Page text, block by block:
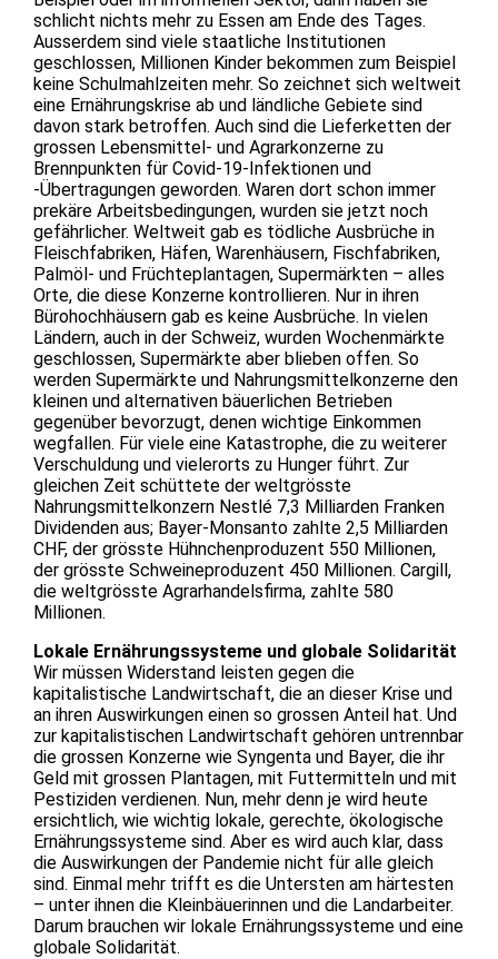
schlicht nichts mehr zu Essen am Ende des Tages.
Ausserdem sind viele staatliche Institutionen
geschlossen, Millionen Kinder bekommen zum Beispiel
keine Schulmahlzeiten mehr. So zeichnet sich weltweit
eine Ernährungskrise ab und ländliche Gebiete sind
davon stark betroffen. Auch sind die Lieferketten der
grossen Lebensmittel- und Agrarkonzerne zu
Brennpunkten für Covid-19-Infektionen und
-Übertragungen geworden. Waren dort schon immer
prekäre Arbeitsbedingungen, wurden sie jetzt noch
gefährlicher. Weltweit gab es tödliche Ausbrüche in
Fleischfabriken, Häfen, Warenhäusern, Fischfabriken,
Palmöl- und Früchteplantagen, Supermärkten – alles
Orte, die diese Konzerne kontrollieren. Nur in ihren
Bürohochhäusern gab es keine Ausbrüche. In vielen
Ländern, auch in der Schweiz, wurden Wochenmärkte
geschlossen, Supermärkte aber blieben offen. So
werden Supermärkte und Nahrungsmittelkonzerne den
kleinen und alternativen bäuerlichen Betrieben
gegenüber bevorzugt, denen wichtige Einkommen
wegfallen. Für viele eine Katastrophe, die zu weiterer
Verschuldung und vielerorts zu Hunger führt. Zur
gleichen Zeit schüttete der weltgrösste
Nahrungsmittelkonzern Nestlé 7,3 Milliarden Franken
Dividenden aus; Bayer-Monsanto zahlte 2,5 Milliarden
CHF, der grösste Hühnchenproduzent 550 Millionen,
der grösste Schweineproduzent 450 Millionen. Cargill,
die weltgrösste Agrarhandelsfirma, zahlte 580
Millionen.
Lokale Ernährungssysteme und globale Solidarität
Wir müssen Widerstand leisten gegen die
kapitalistische Landwirtschaft, die an dieser Krise und
an ihren Auswirkungen einen so grossen Anteil hat. Und
zur kapitalistischen Landwirtschaft gehören untrennbar
die grossen Konzerne wie Syngenta und Bayer, die ihr
Geld mit grossen Plantagen, mit Futtermitteln und mit
Pestiziden verdienen. Nun, mehr denn je wird heute
ersichtlich, wie wichtig lokale, gerechte, ökologische
Ernährungssysteme sind. Aber es wird auch klar, dass
die Auswirkungen der Pandemie nicht für alle gleich
sind. Einmal mehr trifft es die Untersten am härtesten
– unter ihnen die Kleinbäuerinnen und die Landarbeiter.
Darum brauchen wir lokale Ernährungssysteme und eine
globale Solidarität.